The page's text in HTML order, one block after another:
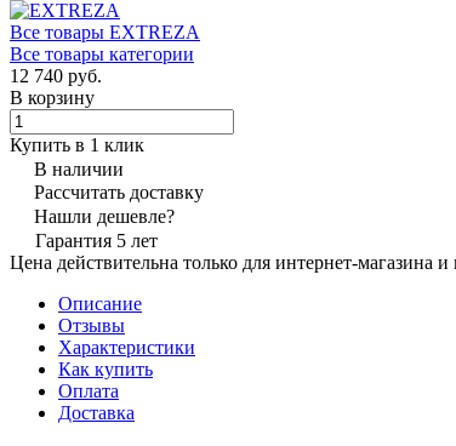
Все товары EXTREZA
Все товары категории
12 740 руб.
В корзину
Купить в 1 клик
В наличии
Рассчитать доставку
Нашли дешевле?
Гарантия 5 лет
Цена действительна только для интернет-магазина
Описание
Отзывы
Характеристики
Как купить
Оплата
Доставка